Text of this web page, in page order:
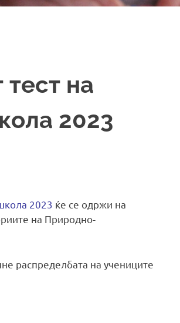
на
2023
2023 ќе се одржи на
на Природно-
распределбата на учениците